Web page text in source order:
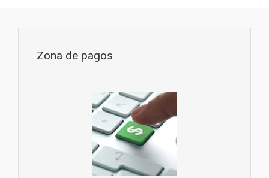
Zona de pagos